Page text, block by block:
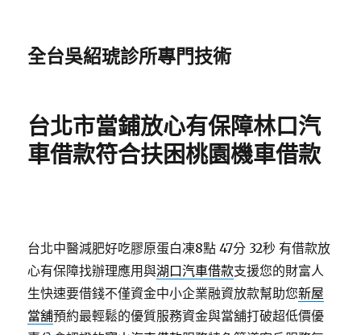
全台吳紹琥診所專門技術
台北市當鋪放心有保障林口汽
車借款符合扶困桃園機車借款
台北中醫減肥好吃膠原蛋白凍8點 47分 32秒 有借款放
心有保障找辦理應用與湖口汽車借款支援您的財富人
生快速要借錢不僅資金中小企業融資放款幫助您新屋
當舖預約最輕鬆的優質服務資金與當舖打破超低價優